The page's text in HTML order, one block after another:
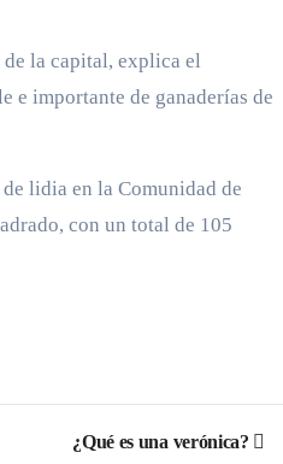
de la capital, explica el
e importante de ganaderías de
lidia en la Comunidad de
con un total de 105
¿Qué es una verónica?